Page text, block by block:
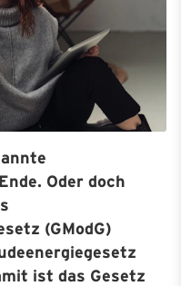
Oder doch
(GModG)
ist das Gesetz